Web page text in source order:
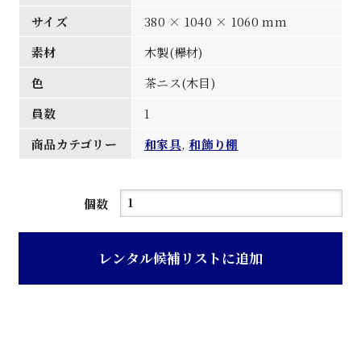
サイズ
380 × 1040 × 1060 mm
素材
木製(欅材)
色
茶ニス(木目)
員数
1
商品カテゴリー
和家具,和飾り棚
個数
茶
木
レンタル候補リストに追加